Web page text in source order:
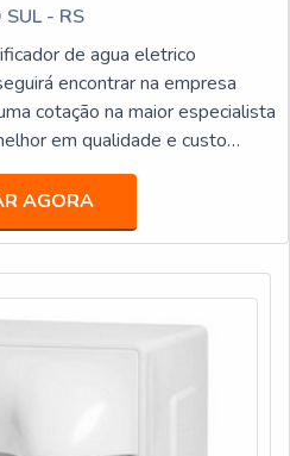
- RS
de agua eletrico
encontrar na empresa
cotação na maior especialista
em qualidade e custo
SOBRE PURIFICADOR DE
alguém pesquisar
em uma empresa
AGORA